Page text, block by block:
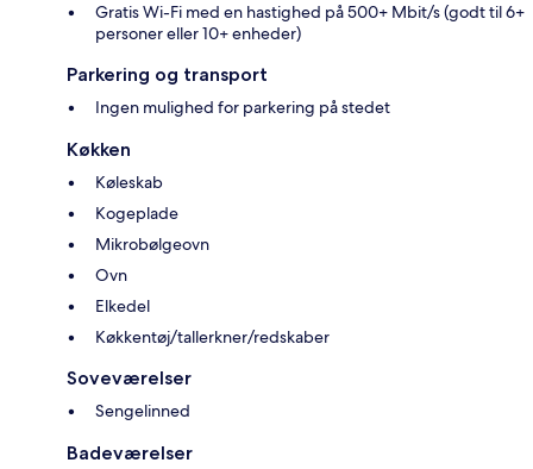
Gratis Wi-Fi med en hastighed på 500+ Mbit/s (godt til 6+
personer eller 10+ enheder)
Parkering og transport
Ingen mulighed for parkering på stedet
Køkken
Køleskab
Kogeplade
Mikrobølgeovn
Ovn
Elkedel
Køkkentøj/tallerkner/redskaber
Soveværelser
Sengelinned
Badeværelser